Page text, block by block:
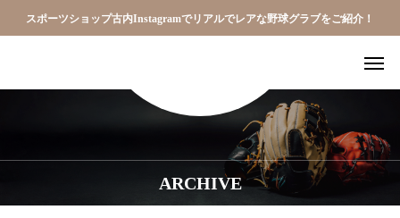
スポーツショップ古内Instagramでリアルでレアな野球グラブをご紹介！
ARCHIVE